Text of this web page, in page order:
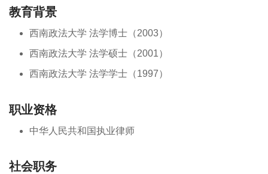
教育背景
西南政法大学 法学博士（2003）
西南政法大学 法学硕士（2001）
西南政法大学 法学学士（1997）
职业资格
中华人民共和国执业律师
社会职务